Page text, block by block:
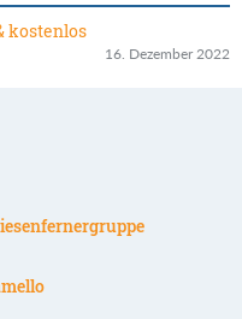
kostenlos
16. Dezember 2022